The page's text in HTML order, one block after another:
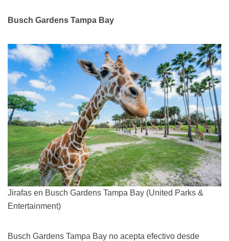
Busch Gardens Tampa Bay
Jirafas en Busch Gardens Tampa Bay (United Parks &
Entertainment)
Busch Gardens Tampa Bay no acepta efectivo desde